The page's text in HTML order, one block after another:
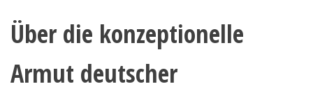
Über die konzeptionelle
Armut deutscher